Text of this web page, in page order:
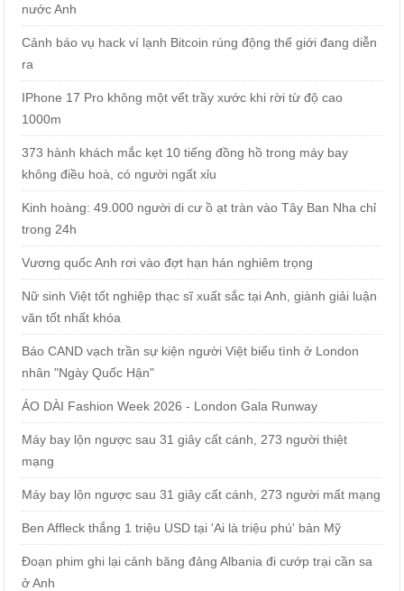
nước Anh
Cảnh báo vụ hack ví lạnh Bitcoin rúng động thế giới đang diễn
ra
IPhone 17 Pro không một vết trầy xước khi rời từ độ cao
1000m
373 hành khách mắc kẹt 10 tiếng đồng hồ trong máy bay
không điều hoà, có người ngất xỉu
Kinh hoàng: 49.000 người di cư ồ ạt tràn vào Tây Ban Nha chỉ
trong 24h
Vương quốc Anh rơi vào đợt hạn hán nghiêm trọng
Nữ sinh Việt tốt nghiệp thạc sĩ xuất sắc tại Anh, giành giải luận
văn tốt nhất khóa
Báo CAND vạch trần sự kiện người Việt biểu tình ở London
nhân "Ngày Quốc Hận"
ÁO DÀI Fashion Week 2026 - London Gala Runway
Máy bay lộn ngược sau 31 giây cất cánh, 273 người thiệt
mạng
Máy bay lộn ngược sau 31 giây cất cánh, 273 người mất mạng
Ben Affleck thắng 1 triệu USD tại 'Ai là triệu phú' bản Mỹ
Đoạn phim ghi lại cảnh băng đảng Albania đi cướp trại cần sa
ở Anh